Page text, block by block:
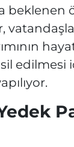
beklenen
edilmesi